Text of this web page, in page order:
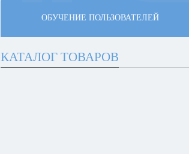
ОБУЧЕНИЕ ПОЛЬЗОВАТЕЛЕЙ
КАТАЛОГ ТОВАРОВ